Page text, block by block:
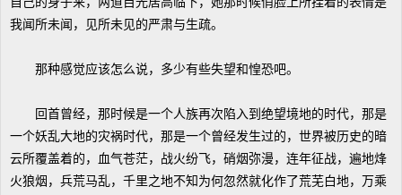
我闻所未闻，见所未见的严肃与生疏。
那种感觉应该怎么说，多少有些失望和惶恐吧。
回首曾经，那时候是一个人族再次陷入到绝望境地的时代，那是
一个妖乱大地的灾祸时代，那是一个曾经发生过的，世界被历史的暗
云所覆盖着的，血气苍茫，战火纷飞，硝烟弥漫，连年征战，遍地烽
火狼烟，兵荒马乱，千里之地不知为何忽然就化作了荒芜白地，万乘